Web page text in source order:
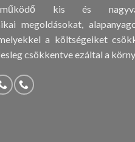
kis és
megoldásokat,
a költségeiket
csökkentve ezáltal a